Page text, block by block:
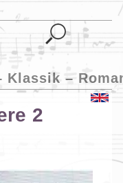
Klassik –
2